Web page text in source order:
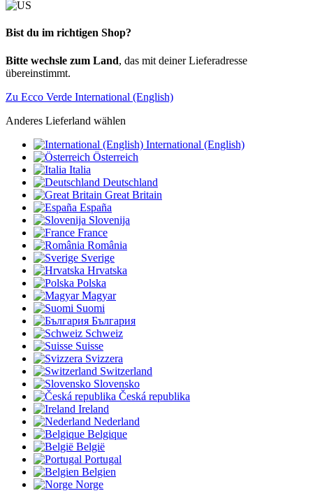
Bist du im richtigen Shop?
Bitte wechsle zum Land, das mit deiner Lieferadresse
übereinstimmt.
Zu Ecco Verde International (English)
Anderes Lieferland wählen
International (English)
Österreich
Italia
Deutschland
Great Britain
España
Slovenija
France
România
Sverige
Hrvatska
Polska
Magyar
Suomi
България
Schweiz
Suisse
Svizzera
Switzerland
Slovensko
Česká republika
Ireland
Nederland
Belgique
België
Portugal
Belgien
Norge